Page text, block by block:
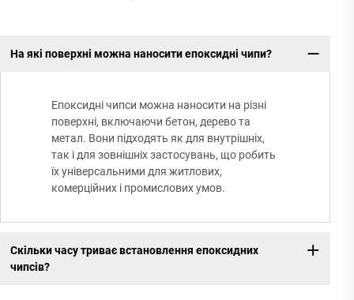
На які поверхні можна наносити епоксидні чипи?
Епоксидні чипси можна наносити на різні
поверхні, включаючи бетон, дерево та
метал. Вони підходять як для внутрішніх,
так і для зовнішніх застосувань, що робить
їх універсальними для житлових,
комерційних і промислових умов.
Скільки часу триває встановлення епоксидних
чипсів?